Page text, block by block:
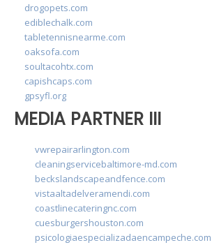
drogopets.com
ediblechalk.com
tabletennisnearme.com
oaksofa.com
soultacohtx.com
capishcaps.com
gpsyfl.org
MEDIA PARTNER III
vwrepairarlington.com
cleaningservicebaltimore-md.com
beckslandscapeandfence.com
vistaaltadelveramendi.com
coastlinecateringnc.com
cuesburgershouston.com
psicologiaespecializadaencampeche.com